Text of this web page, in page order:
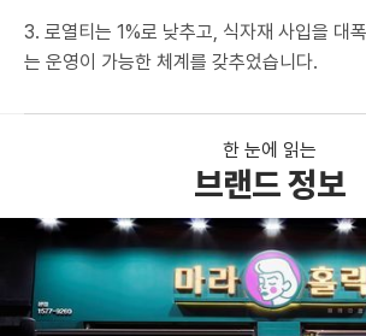
로그인
회원가입
3. 로열티는 1%로 낮추고, 식자재 사입을 대
는 운영이 가능한 체계를 갖추었습니다.
한 눈에 읽는
브랜드 정보